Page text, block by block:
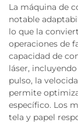
La máquina de
notable
lo que la
operaciones de
capacidad de
láser,
pulso, la
permite
específico. Los
tela y papel